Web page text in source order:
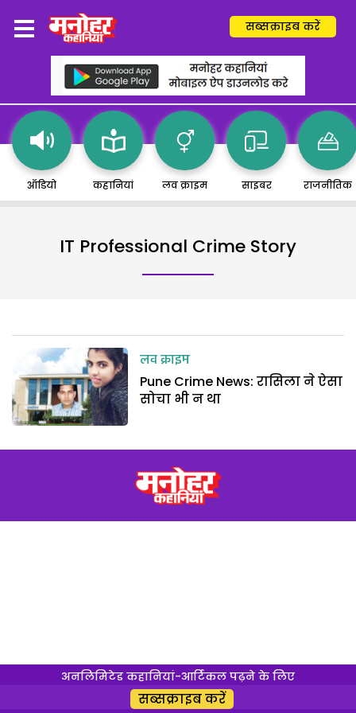
सब्सक्राइब करें
ऑडियो कहानियां लव क्राइम साइबर राजनीतिक
IT Professional Crime Story
लव क्राइम
Pune Crime News: रासिला ने ऐसा
सोचा भी न था
अनलिमिटेड कहानियां-आर्टिकल पढ़ने के लिए
सब्सक्राइब करें